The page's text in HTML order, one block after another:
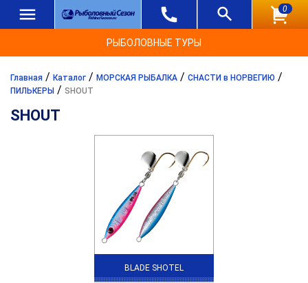
0
РЫБОЛОВНЫЕ ТУРЫ
Главная / Каталог / МОРСКАЯ РЫБАЛКА / СНАСТИ в НОРВЕГИЮ /
ПИЛЬКЕРЫ / SHOUT
SHOUT
BLADE SHOTEL